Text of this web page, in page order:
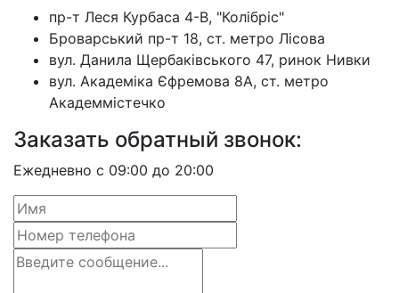
пр-т Леся Курбаса 4-В, "Колібріс"
Броварський пр-т 18, ст. метро Лісова
вул. Данила Щербаківського 47, ринок Нивки
вул. Академіка Єфремова 8А, ст. метро
Академмістечко
Заказать обратный звонок:
Ежедневно с 09:00 до 20:00